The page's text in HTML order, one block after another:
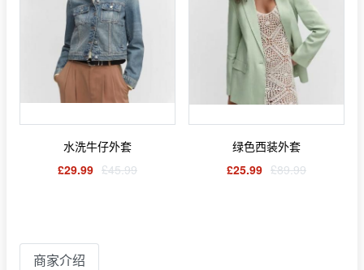
水洗牛仔外套
£29.99 £45.99
绿色西装外套
£25.99 £89.99
商家介绍